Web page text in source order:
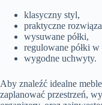
klasyczny styl,
praktyczne
wysuwane półki,
regulowane półki w
wygodne uchwyty.
Aby znaleźć idealne
zaplanować przestrzeń,